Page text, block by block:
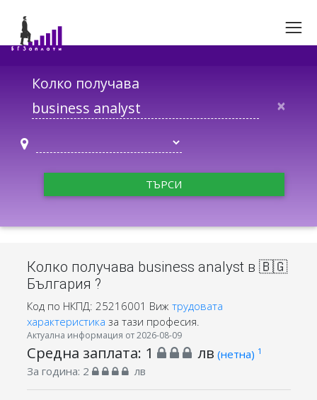
Колко получава
×
ТЪРСИ
Колко получава business analyst в 🇧🇬
България ?
Код по НКПД: 25216001 Виж трудовата
характеристика за тази професия.
Актуална информация от 2026-08-09
Средна заплата: 1 лв (нетна) 1
За година: 2 лв